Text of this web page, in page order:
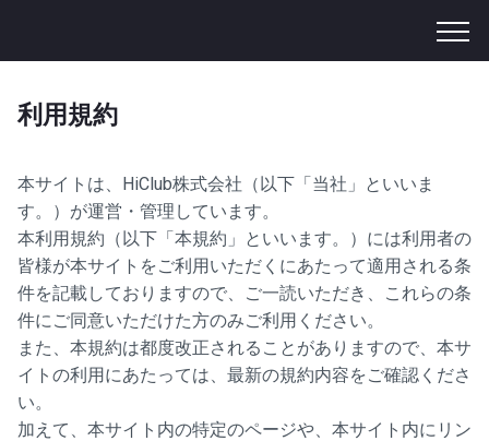
利用規約
本サイトは、HiClub株式会社（以下「当社」といいま
す。）が運営・管理しています。
本利用規約（以下「本規約」といいます。）には利用者の
皆様が本サイトをご利用いただくにあたって適用される条
件を記載しておりますので、ご一読いただき、これらの条
件にご同意いただけた方のみご利用ください。
また、本規約は都度改正されることがありますので、本サ
イトの利用にあたっては、最新の規約内容をご確認くださ
い。
加えて、本サイト内の特定のページや、本サイト内にリン